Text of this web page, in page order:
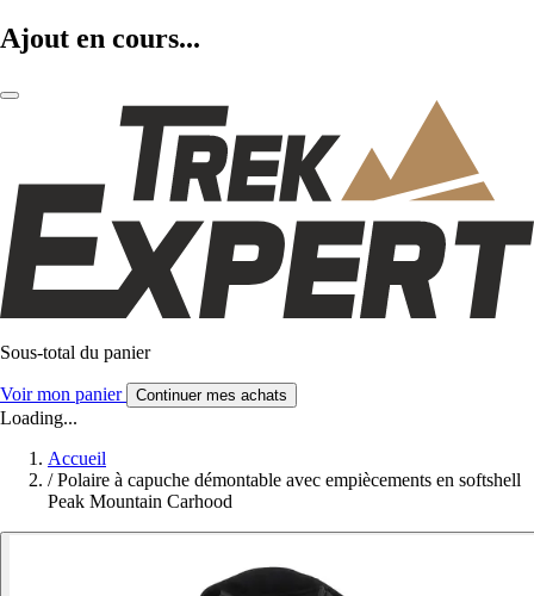
Ajout en cours...
Sous-total du panier
Voir mon panier Continuer mes achats
Loading...
Accueil
/ Polaire à capuche démontable avec empiècements en softshell
Peak Mountain Carhood